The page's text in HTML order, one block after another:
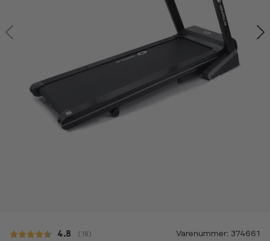
Gennemsnitlig vurdering:
4.8 ( stemmer:
16 ) Varenummer: 374661